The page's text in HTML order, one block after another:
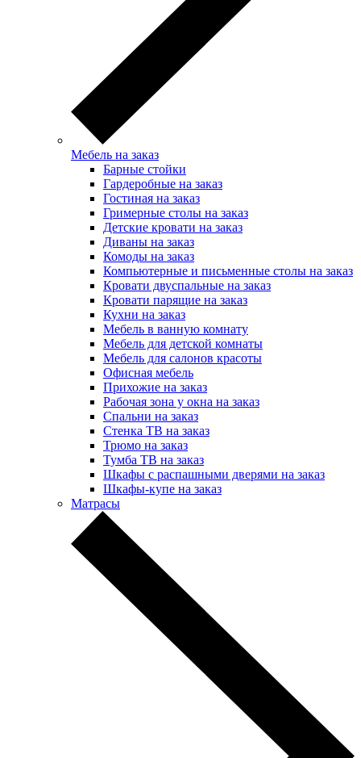
Мебель на заказ
Барные стойки
Гардеробные на заказ
Гостиная на заказ
Гримерные столы на заказ
Детские кровати на заказ
Диваны на заказ
Комоды на заказ
Компьютерные и письменные столы на заказ
Кровати двуспальные на заказ
Кровати парящие на заказ
Кухни на заказ
Мебель в ванную комнату
Мебель для детской комнаты
Мебель для салонов красоты
Офисная мебель
Прихожие на заказ
Рабочая зона у окна на заказ
Спальни на заказ
Стенка ТВ на заказ
Трюмо на заказ
Тумба ТВ на заказ
Шкафы с распашными дверями на заказ
Шкафы-купе на заказ
Матрасы